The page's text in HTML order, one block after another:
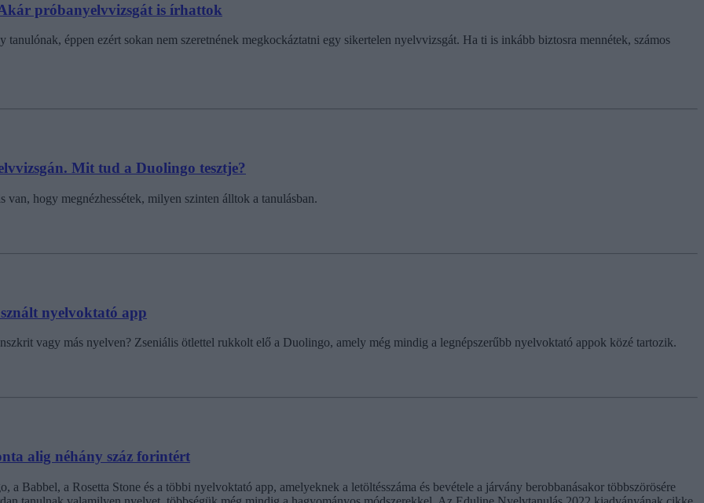
próbanyelvvizsgát is írhattok
éppen ezért sokan nem szeretnének megkockáztatni egy sikertelen nyelvvizsgát. Ha ti is inkább biztosra mennétek, számos
Mit tud a Duolingo tesztje?
hogy megnézhessétek, milyen szinten álltok a tanulásban.
nyelvoktató app
vagy más nyelven? Zseniális ötlettel rukkolt elő a Duolingo, amely még mindig a legnépszerűbb nyelvoktató appok közé tartozik.
alig néhány száz forintért
Babbel, a Rosetta Stone és a többi nyelvoktató app, amelyeknek a letöltésszáma és bevétele a járvány berobbanásakor többszörösére